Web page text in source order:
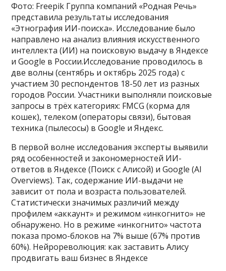
Фото: Freepik Группа компаний «Родная Речь»
представила результаты исследования
«Этнография ИИ-поиска». Исследование было
направлено на анализ влияния искусственного
интеллекта (ИИ) на поисковую выдачу в Яндексе
и Google в России.Исследование проводилось в
две волны (сентябрь и октябрь 2025 года) с
участием 30 респондентов 18-50 лет из разных
городов России. Участники выполняли поисковые
запросы в трёх категориях: FMCG (корма для
кошек), телеком (операторы связи), бытовая
техника (пылесосы) в Google и Яндекс.
В первой волне исследования эксперты выявили
ряд особенностей и закономерностей ИИ-
ответов в Яндексе (Поиск с Алисой) и Google (AI
Overviews). Так, содержание ИИ-выдачи не
зависит от пола и возраста пользователей.
Статистически значимых различий между
профилем «аккаунт» и режимом «инкогнито» не
обнаружено. Но в режиме «инкогнито» частота
показа промо-блоков на 7% выше (67% против
60%). Нейрореволюция: как заставить Алису
продвигать ваш бизнес в Яндексе